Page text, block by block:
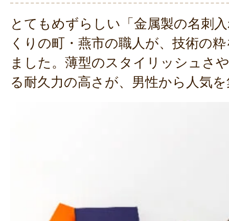
とてもめずらしい「金属製の名刺
くりの町・燕市の職人が、技術の
ました。薄型のスタイリッシュさ
る耐久力の高さが、男性から人気